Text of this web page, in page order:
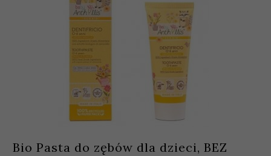
Bio Pasta do zębów dla dzieci, BEZ